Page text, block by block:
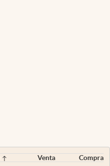
Venta
Compra